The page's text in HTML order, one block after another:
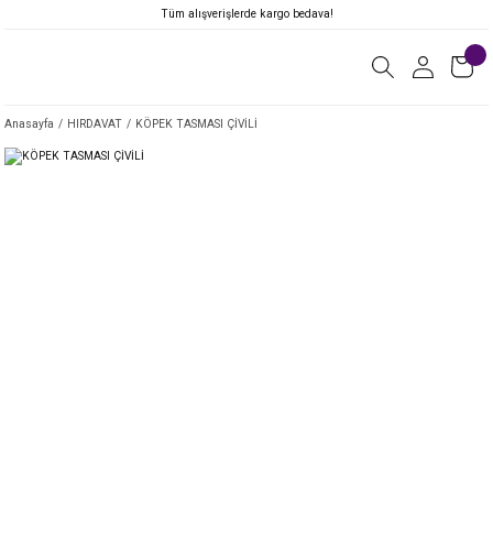
Tüm alışverişlerde kargo bedava!
Anasayfa HIRDAVAT KÖPEK TASMASI ÇİVİLİ